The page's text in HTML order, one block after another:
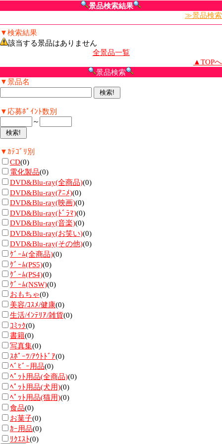
景品検索結果
≫景品検索
▼検索結果
該当する景品はありません
全景品一覧
▲TOPへ
景品検索
▼景品名
▼応募ﾎﾟｲﾝﾄ数別
～
▼ｶﾃｺﾞﾘ別
CD(0)
電化製品(0)
DVD&Blu-ray(全商品)(0)
DVD&Blu-ray(ｱﾆﾒ)(0)
DVD&Blu-ray(映画)(0)
DVD&Blu-ray(ﾄﾞﾗﾏ)(0)
DVD&Blu-ray(音楽)(0)
DVD&Blu-ray(お笑い)(0)
DVD&Blu-ray(その他)(0)
ｹﾞｰﾑ(全商品)(0)
ｹﾞｰﾑ(PS5)(0)
ｹﾞｰﾑ(PS4)(0)
ｹﾞｰﾑ(NSW)(0)
おもちゃ(0)
美容/ｺｽﾒ/健康(0)
生活/ｲﾝﾃﾘｱ/雑貨(0)
ｺﾐｯｸ(0)
書籍(0)
写真集(0)
ｽﾎﾟｰﾂ/ｱｳﾄﾄﾞｱ(0)
ﾍﾞﾋﾞｰ用品(0)
ﾍﾟｯﾄ用品(全商品)(0)
ﾍﾟｯﾄ用品(犬用)(0)
ﾍﾟｯﾄ用品(猫用)(0)
食品(0)
お菓子(0)
ｶｰ用品(0)
ﾘｸｴｽﾄ(0)